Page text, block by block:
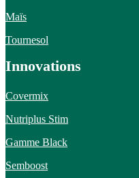
Maïs
Tournesol
Innovations
Covermix
Nutriplus Stim
Gamme Black
Semboost